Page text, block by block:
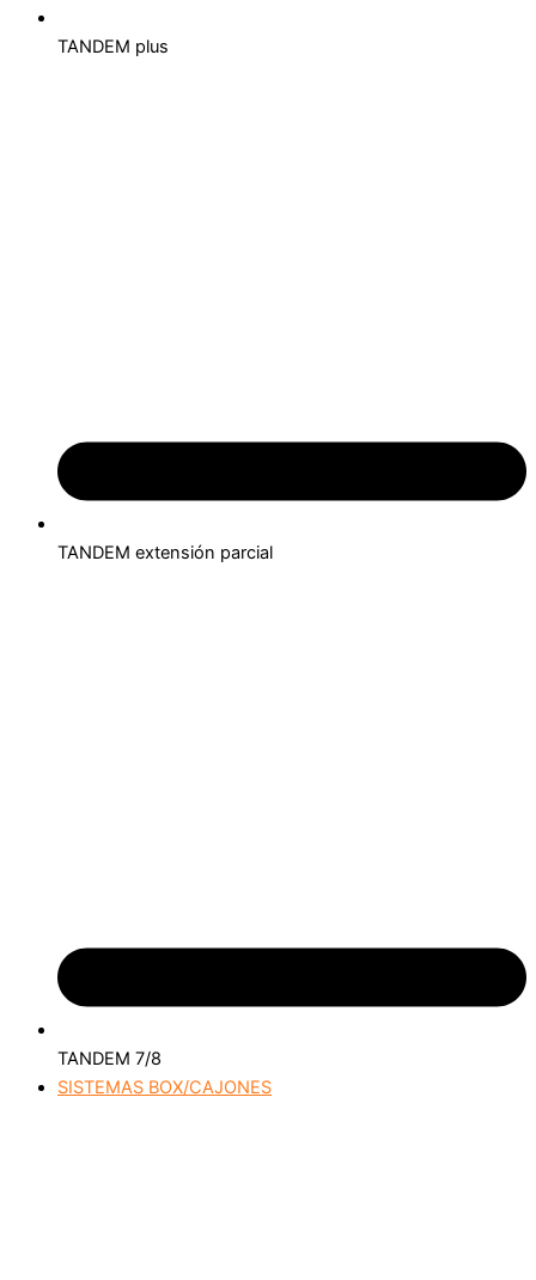
TANDEM plus
TANDEM extensión parcial
TANDEM 7/8
SISTEMAS BOX/CAJONES